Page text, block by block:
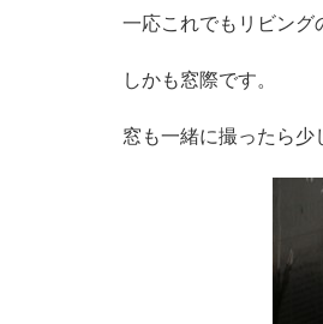
一応これでもリビング
しかも窓際です。
窓も一緒に撮ったら少